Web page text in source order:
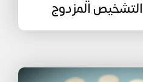
التشخيص المزدوج